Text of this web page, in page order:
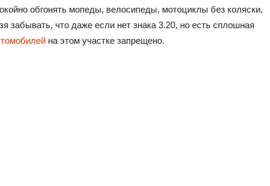
обгонять мопеды, велосипеды, мотоциклы без коляски,
забывать, что даже если нет знака 3.20, но есть сплошная
на этом участке запрещено.